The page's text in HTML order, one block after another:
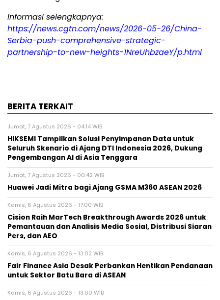
Informasi selengkapnya:
https://news.cgtn.com/news/2026-05-26/China-
Serbia-push-comprehensive-strategic-
partnership-to-new-heights-1NreUhbzaeY/p.html
BERITA TERKAIT
Jumat, 7 Agustus 2026 - 04:14 WIB
HIKSEMI Tampilkan Solusi Penyimpanan Data untuk
Seluruh Skenario di Ajang DTI Indonesia 2026, Dukung
Pengembangan AI di Asia Tenggara
Jumat, 7 Agustus 2026 - 00:42 WIB
Huawei Jadi Mitra bagi Ajang GSMA M360 ASEAN 2026
Kamis, 6 Agustus 2026 - 17:00 WIB
Cision Raih MarTech Breakthrough Awards 2026 untuk
Pemantauan dan Analisis Media Sosial, Distribusi Siaran
Pers, dan AEO
Kamis, 6 Agustus 2026 - 13:02 WIB
Fair Finance Asia Desak Perbankan Hentikan Pendanaan
untuk Sektor Batu Bara di ASEAN
Kamis, 6 Agustus 2026 - 13:00 WIB